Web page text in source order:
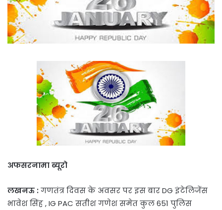
अफसरनामा ब्यूरो
लखनऊ : गणतंत्र दिवस के अवसर पर इस बार DG इंटेलिजेंस
भावेश सिंह , IG PAC सतीश गणेश समेत कुल 651 पुलिस